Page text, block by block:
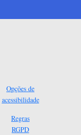
Opções de
acessibilidade
Regras
RGPD